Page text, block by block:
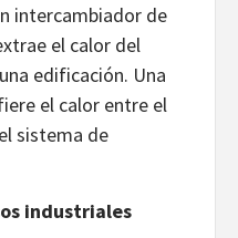
intercambiador de
el calor del
edificación. Una
el calor entre el
sistema de
industriales